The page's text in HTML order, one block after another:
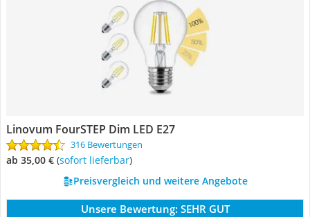
Linovum FourSTEP Dim LED E27
316 Bewertungen
ab 35,00 € ( Sofort lieferbar)
Preisvergleich und weitere Angebote
Unsere Bewertung: SEHR GUT